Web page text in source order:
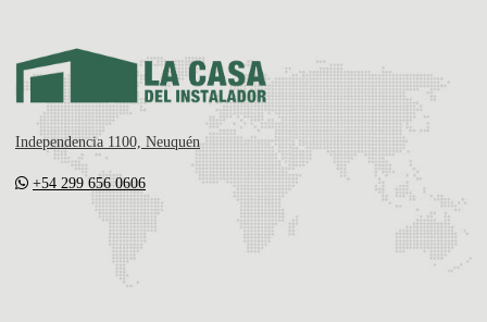
Independencia 1100, Neuquén
+54 299 656 0606